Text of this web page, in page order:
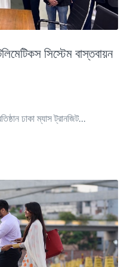
সিস্টেম বাস্তবায়ন
ঢাকা ম্যাস ট্রানজিট...